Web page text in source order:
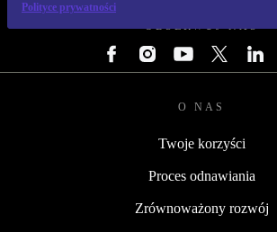
Polityce prywatności
OBSERWUJ NAS
O NAS
Twoje korzyści
Proces odnawiania
Zrównoważony rozwój